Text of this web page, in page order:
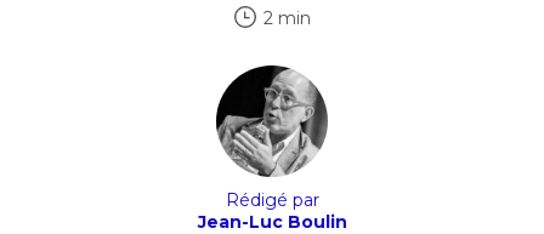
2 min
Rédigé par
Jean-Luc Boulin